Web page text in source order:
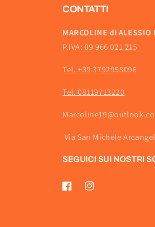
CONTATTI
MARCOLINE di ALESSIO
P.IVA: 09 966 021 215
Tel. +39 3792958096
Tel. 08119713220
Via San Michele
SEGUICI SUI NOSTRI
FacebookInstagram